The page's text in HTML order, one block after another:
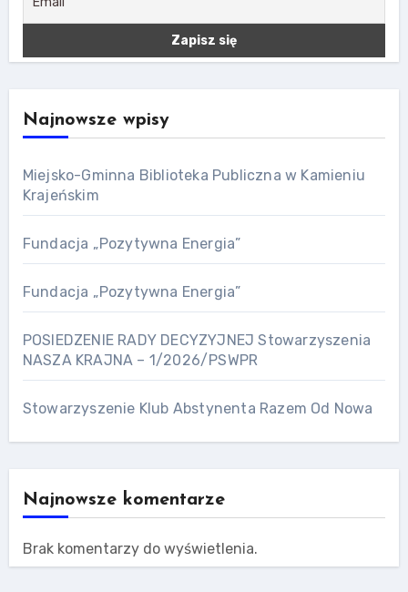
Najnowsze wpisy
Miejsko-Gminna Biblioteka Publiczna w Kamieniu
Krajeńskim
Fundacja „Pozytywna Energia”
Fundacja „Pozytywna Energia”
POSIEDZENIE RADY DECYZYJNEJ Stowarzyszenia
NASZA KRAJNA – 1/2026/PSWPR
Stowarzyszenie Klub Abstynenta Razem Od Nowa
Najnowsze komentarze
Brak komentarzy do wyświetlenia.